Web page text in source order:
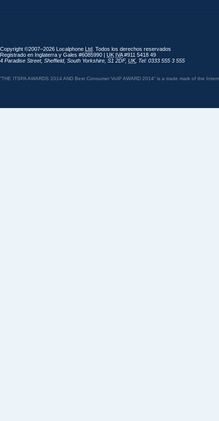
Copyright ©2007–2026 Localphone Ltd . Todos los derechos reservados
Registrado en Inglaterra y Gales #6085990 | UK IVA#911 5418 49
4 Paradise Street, Sheffield, South Yorkshire S1 2DF, UK, Tel: 0333 555 3 555
“THE ITSPA AWARDS 2014 AND Best Consumer VoIP AWARD 2014” is a trade mark of the